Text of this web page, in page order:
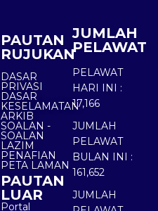
PAUTAN
RUJUKAN
DASAR
PRIVASI
DASAR
KESELAMATAN
ARKIB
SOALAN -
SOALAN
LAZIM
PENAFIAN
PETA LAMAN
PAUTAN
LUAR
Portal
JUMLAH
PELAWAT
PELAWAT
HARI INI :
17,166
JUMLAH
PELAWAT
BULAN INI :
161,652
JUMLAH